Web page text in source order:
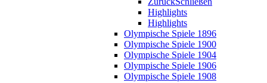
Highlights
Highlights
Olympische Spiele 1896
Olympische Spiele 1900
Olympische Spiele 1904
Olympische Spiele 1906
Olympische Spiele 1908